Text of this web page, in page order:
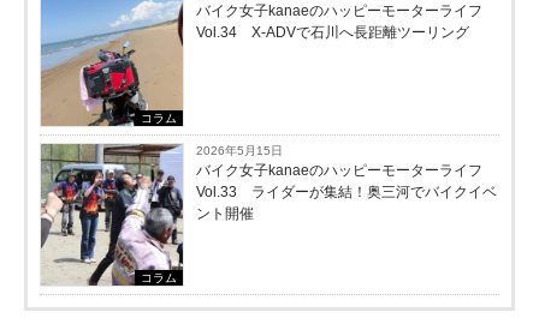
コラム
バイク女子kanaeのハッピーモーターライフ
Vol.34 X-ADVで石川へ長距離ツーリング
コラム
2026年5月15日
バイク女子kanaeのハッピーモーターライフ
Vol.33 ライダーが集結！奥三河でバイクイベ
ント開催